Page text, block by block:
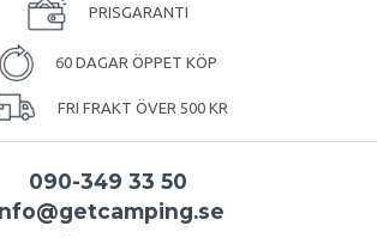
PRISGARANTI
60 DAGAR ÖPPET KÖP
FRI FRAKT ÖVER 500 KR
090-349 33 50